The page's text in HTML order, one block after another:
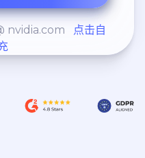
nvidia.com
点击自